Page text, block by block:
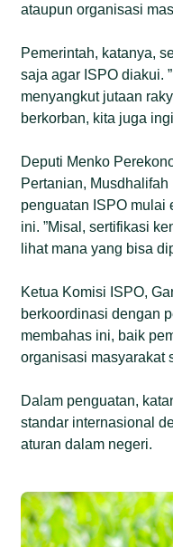
ataupun organisasi
Pemerintah, katanya,
saja agar ISPO diakui.
menyangkut jutaan
berkorban, kita juga
Deputi Menko
Pertanian,
penguatan ISPO mulai
ini. ”Misal, sertifikasi
lihat mana yang bisa
Ketua Komisi ISPO,
berkoordinasi dengan
membahas ini, baik
organisasi masyarakat
Dalam penguatan,
standar internasional
aturan dalam negeri.